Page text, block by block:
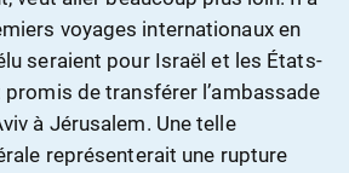
voyages internationaux en
seraient pour Israël et les États-
promis de transférer l’ambassade
à Jérusalem. Une telle
représenterait une rupture